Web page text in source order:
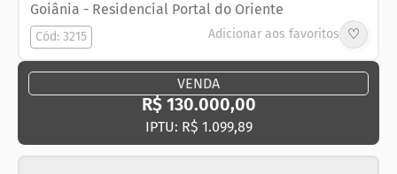
Goiânia - Residencial Portal do Oriente
Adicionar aos favoritos ♡
Cód: 3215
VENDA
R$ 130.000,00
IPTU: R$ 1.099,89